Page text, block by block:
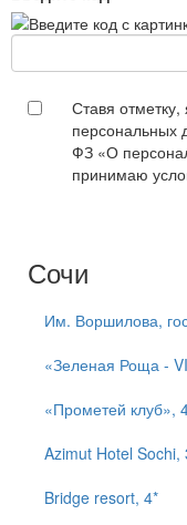
Ставя
персональных
ФЗ «О
принимаю
Сочи
Им. Воршилова,
«Зеленая Роща -
«Прометей клуб»,
Azimut Hotel Sochi,
Bridge resort, 4*